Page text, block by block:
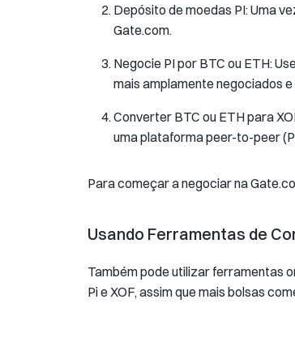
Depósito de moedas PI: Uma
Gate.com.
Negocie PI por BTC ou ETH:
mais amplamente negociados
Converter BTC ou ETH para
uma plataforma peer-to-peer
Para começar a negociar na
Usando Ferramentas de
Também pode utilizar ferramentas
Pi e XOF, assim que mais bolsas